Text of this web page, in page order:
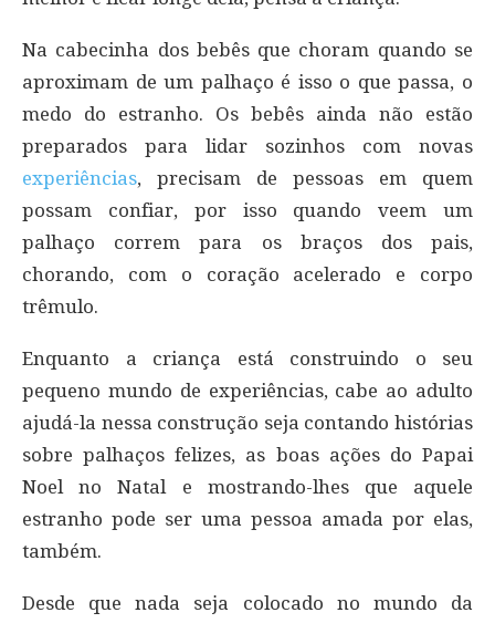
Na cabecinha dos bebês que choram quando se
aproximam de um palhaço é isso o que passa, o
medo do estranho. Os bebês ainda não estão
preparados para lidar sozinhos com novas
experiências, precisam de pessoas em quem
possam confiar, por isso quando veem um
palhaço correm para os braços dos pais,
chorando, com o coração acelerado e corpo
trêmulo.
Enquanto a criança está construindo o seu
pequeno mundo de experiências, cabe ao adulto
ajudá-la nessa construção seja contando histórias
sobre palhaços felizes, as boas ações do Papai
Noel no Natal e mostrando-lhes que aquele
estranho pode ser uma pessoa amada por elas,
também.
Desde que nada seja colocado no mundo da